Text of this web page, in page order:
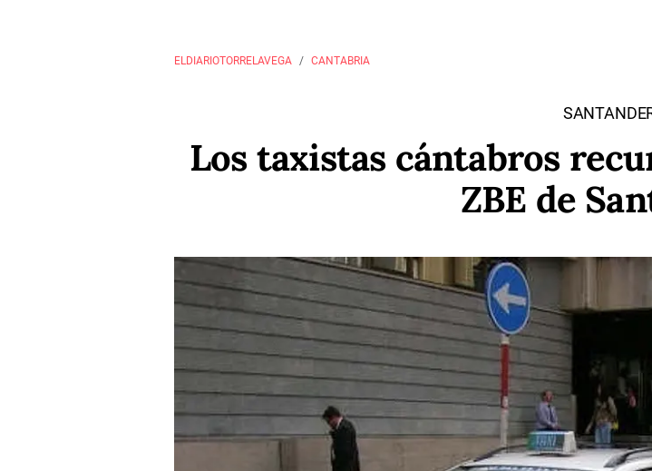
ELDIARIOTORRELAVEGA CANTABRIA
Los taxistas cántabros
ZBE de